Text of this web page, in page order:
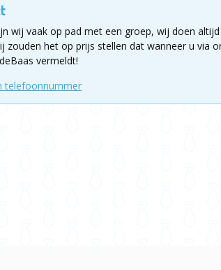
wij vaak op pad met een groep, wij doen
zouden het op prijs stellen dat wanneer u via
vermeldt!
telefoonnummer